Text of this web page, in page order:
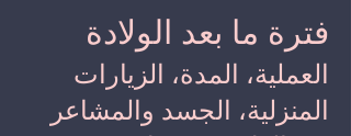
فترة ما بعد الولادة
العملية، المدة، الزيارات
المنزلية، الجسد والمشاعر